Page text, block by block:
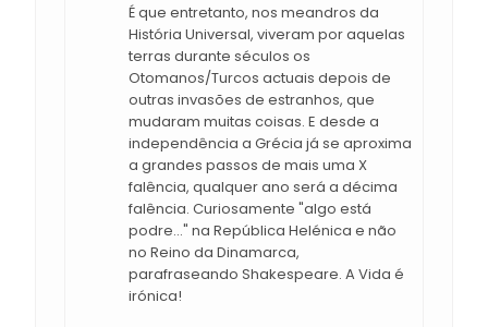
É que entretanto, nos meandros da
História Universal, viveram por aquelas
terras durante séculos os
Otomanos/Turcos actuais depois de
outras invasões de estranhos, que
mudaram muitas coisas. E desde a
independência a Grécia já se aproxima
a grandes passos de mais uma X
falência, qualquer ano será a décima
falência. Curiosamente "algo está
podre..." na República Helénica e não
no Reino da Dinamarca,
parafraseando Shakespeare. A Vida é
irónica!